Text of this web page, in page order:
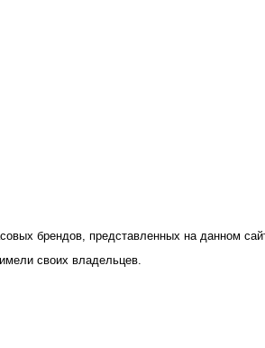
брендов, представленных на данном
своих владельцев.